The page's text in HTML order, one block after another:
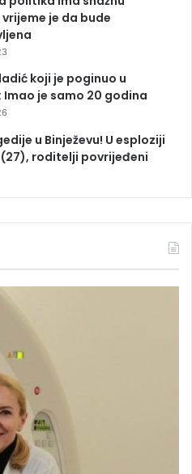
je da bude
koji je poginuo u
Imao je samo 20 godina
u Binježevu! U esploziji
roditelji povrijeđeni